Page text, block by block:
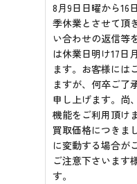
8月9日日曜から16
季休業とさせて頂
い合わせの返信等
は休業日明け17日
ます。お客様には
ますが、何卒ご了
申し上げます。尚
機能をご利用頂け
買取価格につきま
に変動する場合が
ご注意下さいます
す。